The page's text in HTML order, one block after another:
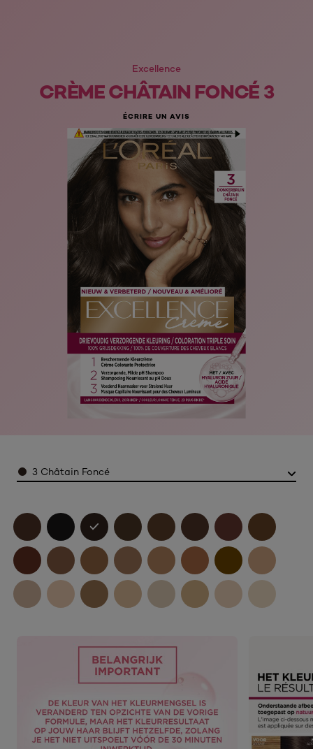
Excellence
CRÈME CHÂTAIN FONCÉ 3
ÉCRIRE UN AVIS
Color3 Châtain Foncé